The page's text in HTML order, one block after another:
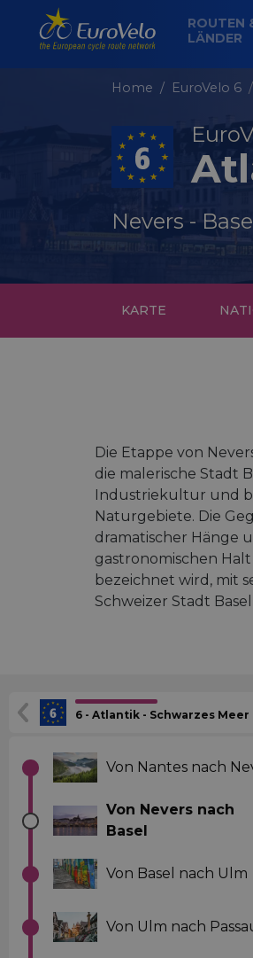
ROUTEN
LÄNDER
Home EuroVelo 6
Nevers -
KARTE
Die Etappe von
die malerische Stadt
Industriekultur und
Naturgebiete. Die
dramatischer Hänge
gastronomischen
bezeichnet wird, mit
Schweizer Stadt
6 - Atlantik - Schwarzes Meer
Von Nantes nach
Von Nevers nach
Basel
Von Basel nach Ulm
Von Ulm nach